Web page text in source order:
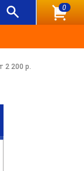
0
2 200 р.